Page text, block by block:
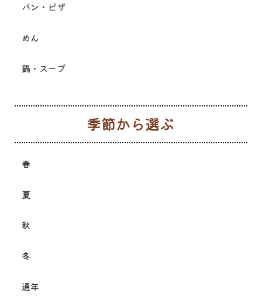
パン・ピザ
めん
鍋・スープ
春
夏
秋
冬
通年